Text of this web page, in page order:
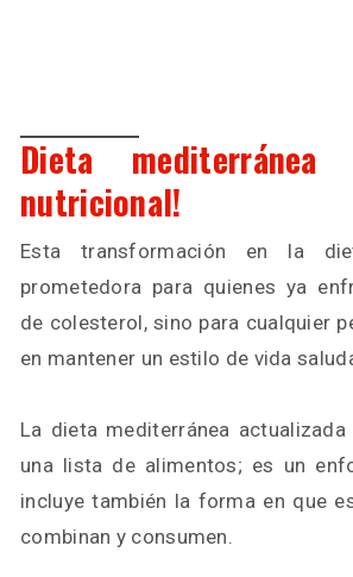
Dieta mediterránea
nutricional!
Esta transformación en la
prometedora para quienes ya
de colesterol, sino para cualquier
en mantener un estilo de vida
La dieta mediterránea
una lista de alimentos; es un
incluye también la forma en que
combinan y consumen.